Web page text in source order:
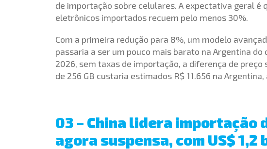
de importação sobre celulares. A expectativa geral é
eletrônicos importados recuem pelo menos 30%.
Com a primeira redução para 8%, um modelo
passaria a ser um pouco mais barato na Argentina do
2026, sem taxas de importação, a diferença de preço
de 256 GB custaria estimados R$ 11.656 na
03 – China lidera
agora suspensa, com US$ 1,2